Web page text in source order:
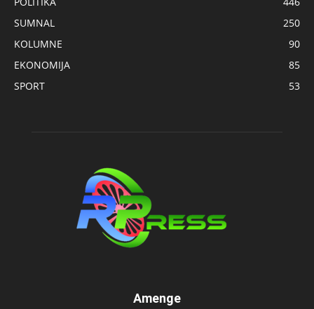
SUMNAL
250
KOLUMNE
90
EKONOMIJA
85
SPORT
53
Amenge